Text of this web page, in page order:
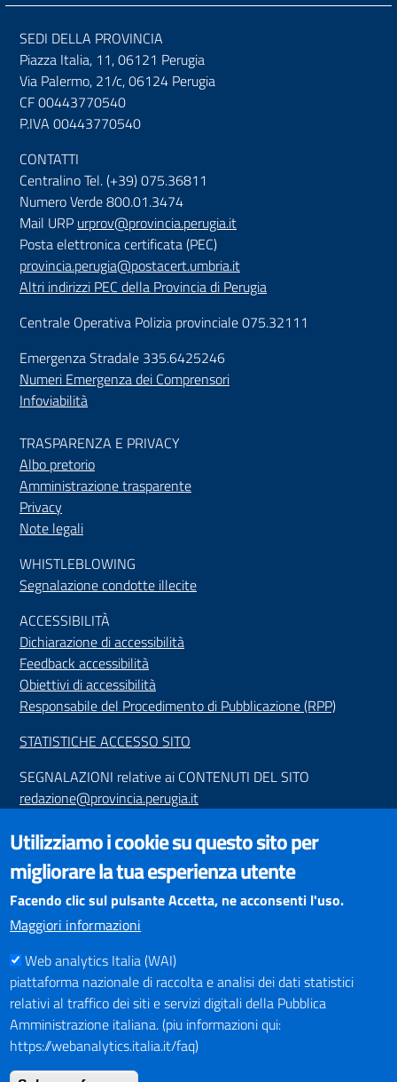
SEDI DELLA PROVINCIA
Piazza Italia, 11, 06121 Perugia
Via Palermo, 21/c, 06124 Perugia
CF 00443770540
P.IVA 00443770540
CONTATTI
Centralino Tel. (+39) 075.36811
Numero Verde 800.01.3474
Mail URP urprov@provincia.perugia.it
Posta elettronica certificata (PEC)
provincia.perugia@postacert.umbria.it
Altri indirizzi PEC della Provincia di Perugia
Centrale Operativa Polizia provinciale 075.32111
Emergenza Stradale 335.6425246
Numeri Emergenza dei Comprensori
Infoviabilità
TRASPARENZA E PRIVACY
Albo pretorio
Amministrazione trasparente
Privacy
Note legali
WHISTLEBLOWING
Segnalazione condotte illecite
ACCESSIBILITÀ
Dichiarazione di accessibilità
Feedback accessibilità
Obiettivi di accessibilità
Responsabile del Procedimento di Pubblicazione (RPP)
STATISTICHE ACCESSO SITO
SEGNALAZIONI relative ai CONTENUTI DEL SITO
redazione@provincia.perugia.it
VISUALIZZAZIONE CONTENUTI
Il sito internet della Provincia di Perugia è ottimizzato per
essere visualizzato dai principali browser aggiornati. L'uso di
browser non aggiornati può creare problemi di visualizzazione
dei contenuti.
PAGAMENTI
SOCIAL NETWORKS
Utilizziamo i cookie su questo sito per
migliorare la tua esperienza utente
Facendo clic sul pulsante Accetta, ne acconsenti l'uso.
Maggiori informazioni
Web analytics Italia (WAI)
piattaforma nazionale di raccolta e analisi dei dati statistici
relativi al traffico dei siti e servizi digitali della Pubblica
Amministrazione italiana. (piu informazioni qui:
https://webanalytics.italia.it/faq)